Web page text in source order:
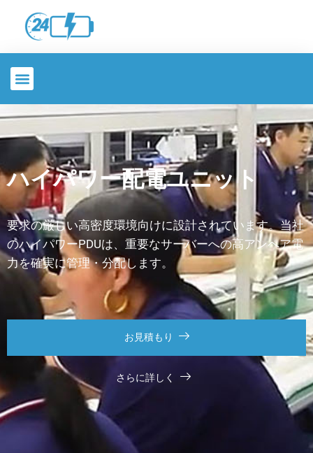
ハイパワー配電ユニット
要求の厳しい高密度環境向けに設計されています。当社
のハイパワーPDUは、重要なサーバーへの高アンペア電
力を確実に管理・分配します。
お見積もり
さらに詳しく